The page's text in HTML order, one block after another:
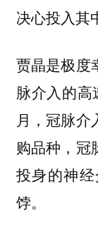
决心投入其
贾晶是极度
脉介入的
月，冠脉
购品种，冠
投身的神
饽。